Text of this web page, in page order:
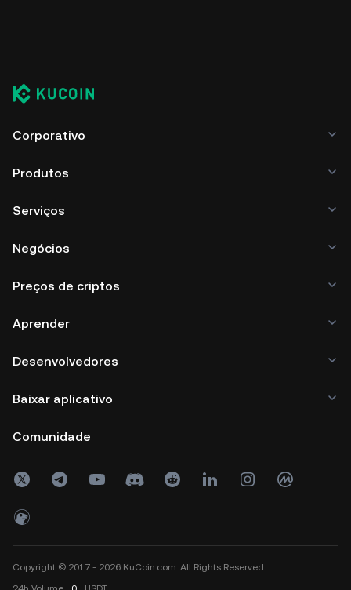
Corporativo
Produtos
Serviços
Negócios
Preços de criptos
Aprender
Desenvolvedores
Baixar aplicativo
Comunidade
Copyright © 2017 - 2026 KuCoin.com. All Rights Reserved.